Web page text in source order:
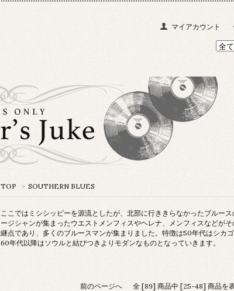
マイアカウント
TOP > SOUTHERN BLUES
ここではミシシッピーを源流としたが、北部に行ききらなかったブルー
ージシャンが集まったウエストメンフィスやヘレナ、メンフィスなどが
継点であり、多くのブルースマンが集まりました。特徴は50年代はシカ
60年代以降はソウルと結びつきよりモダンなものとなっていきます。
前のページへ 全 [89] 商品中 [25-48] 商品を